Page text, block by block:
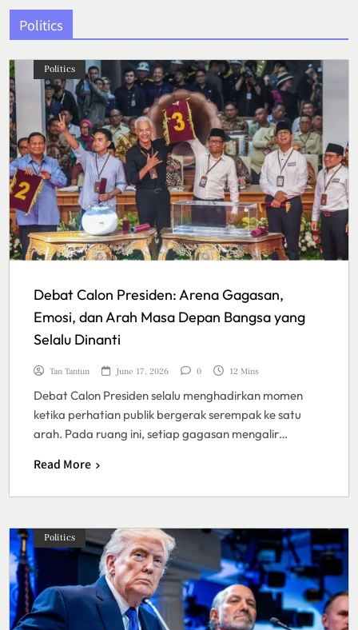
Politics
Politics
Debat Calon Presiden: Arena Gagasan,
Emosi, dan Arah Masa Depan Bangsa yang
Selalu Dinanti
Tan Tantun June 17, 2026 0 12 Mins
Debat Calon Presiden selalu menghadirkan momen
ketika perhatian publik bergerak serempak ke satu
arah. Pada ruang ini, setiap gagasan mengalir…
Read More
Politics